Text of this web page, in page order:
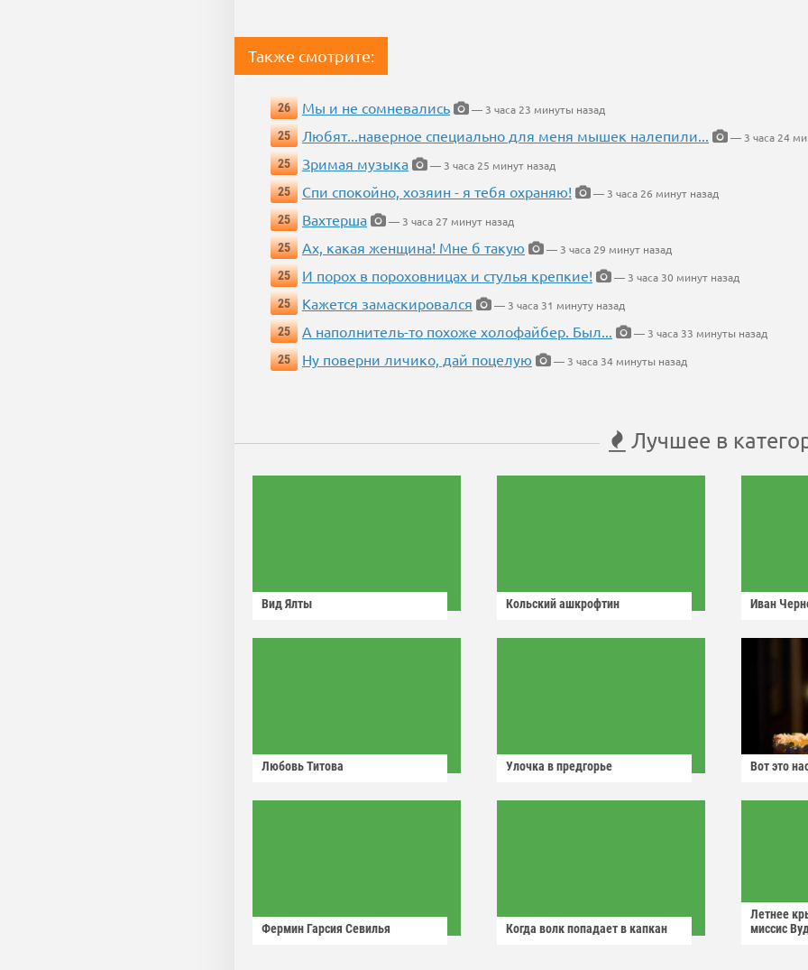
Также смотрите:
26 Мы и не сомневались
— 3 часа 23 минуты назад
25
Любят...наверное специально для меня мышек налепили...
— 3 часа 24
25
Зримая музыка
— 3 часа 25 минут назад
25
Спи спокойно, хозяин - я тебя охраняю!
— 3 часа 26 минут назад
25
Вахтерша
— 3 часа 27 минут назад
25
Ах, какая женщина! Мне б такую
— 3 часа 29 минут назад
25
И порох в пороховницах и стулья крепкие!
— 3 часа 30 минут назад
25
Кажется замаскировался
— 3 часа 31 минуту назад
25
А наполнитель-то похоже холофайбер. Был...
— 3 часа 33 минуты назад
25
Ну поверни личико, дай поцелую — 3 часа 34 минуты назад
Лучшее в
Вид Ялты Кольский ашкрофтин Иван
Любовь Титова Улочка в предгорье Вот это
Фермин Гарсия Севилья Когда волк попадает в капкан
Летнее
миссис